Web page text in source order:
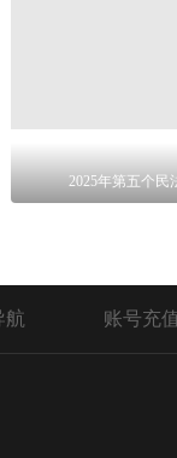
2025年第五个民
航 账号充